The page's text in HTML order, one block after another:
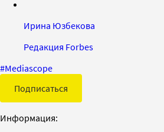
Ирина Юзбекова
Редакция Forbes
#Mediascope
Подписаться
Информация: